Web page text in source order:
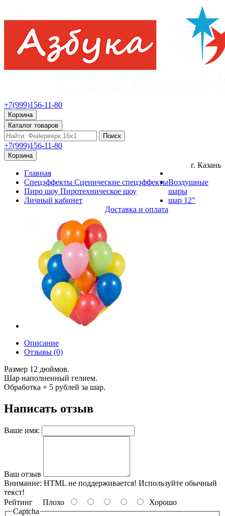
+7(999)156-11-80
Корзина
Каталог товаров
Поиск
+7(999)156-11-80
Корзина
Главная
Спецэффекты Сценические спецэффекты
Пиро шоу Пиротехническое шоу
Личный кабинет
Доставка и оплата
г. Казань
Воздушные
шары
шар 12"
Описание
Отзывы (0)
Размер 12 дюймов.
Шар наполненный гелием.
Обработка + 5 рублей за шар.
Написать отзыв
Ваше имя:
Ваш отзыв
Внимание: HTML не поддерживается! Используйте обычный
текст!
Рейтинг Плохо
Хорошо
Captcha